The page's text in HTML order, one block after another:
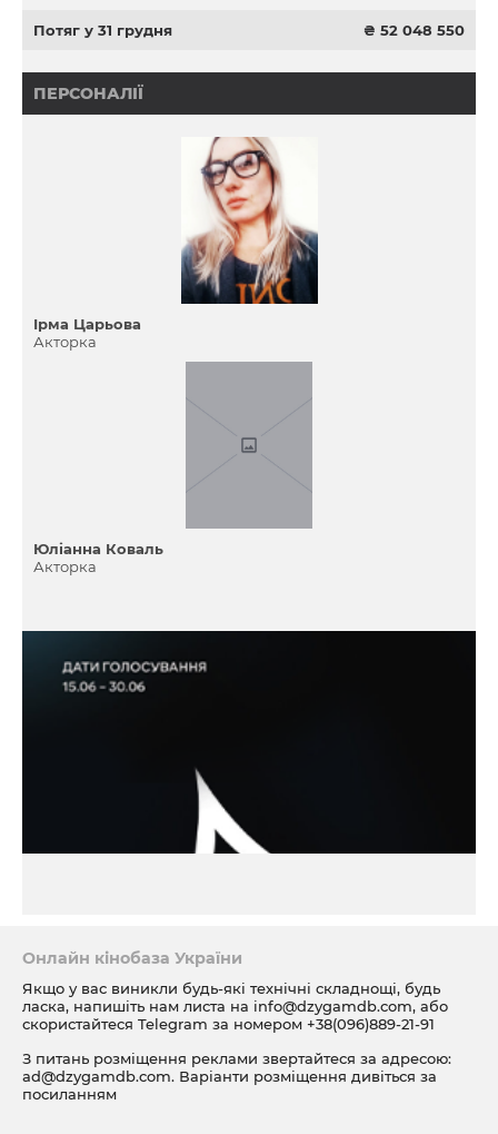
Потяг у 31 грудня ₴ 52 048 550
ПЕРСОНАЛІЇ
Ірма Царьова
Акторка
Юліанна Коваль
Акторка
Онлайн кінобаза України
Якщо у вас виникли будь-які технічні складнощі, будь
ласка, напишіть нам листа на info@dzygamdb.com, або
скористайтеся Telegram за номером +38(096)889-21-91
З питань розміщення реклами звертайтеся за адресою:
ad@dzygamdb.com. Варіанти розміщення дивіться за
посиланням